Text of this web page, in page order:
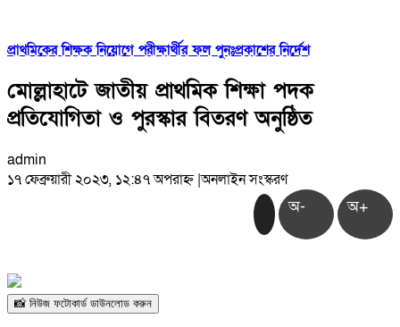
প্রাথমিকের শিক্ষক নিয়োগে পরীক্ষার্থীর ফল পুনঃপ্রকাশের নির্দেশ
মোল্লাহাটে জাতীয় প্রাথমিক শিক্ষা পদক
প্রতিযোগিতা ও পুরস্কার বিতরণ অনুষ্ঠিত
admin
১৭ ফেব্রুয়ারী ২০২৩, ১২:৪৭ অপরাহ্ন|অনলাইন সংস্করণ
অ- অ+
📸 নিউজ ফটোকার্ড ডাউনলোড করুন